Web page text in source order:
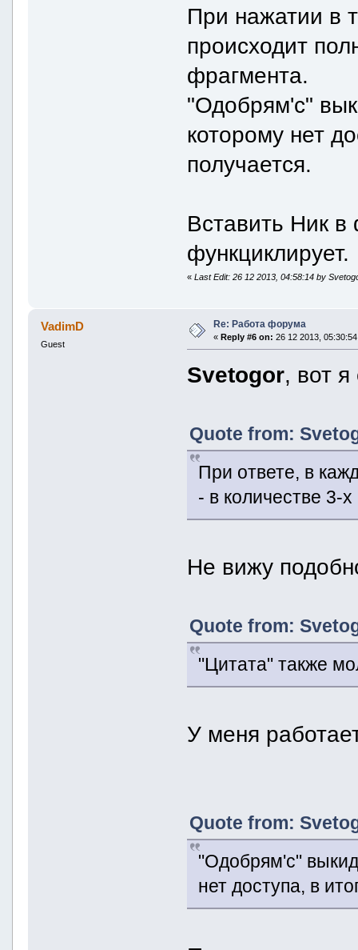
При нажатии в
происходит
фрагмента.
"Одобрям'с"
которому нет
получается.
Вставить Ник
функциклирует.
«Last Edit: 26 12 2013, 04:58:14 by
VadimD
Guest
Re: Работа форума
« Reply #6 on: 26 12 2013,
Svetogor, вот я
Quote from:
При ответе, в
- в количестве 3-
Не вижу
Quote from:
"Цитата" также
У меня
Quote from:
"Одобрям'с"
нет доступа, в